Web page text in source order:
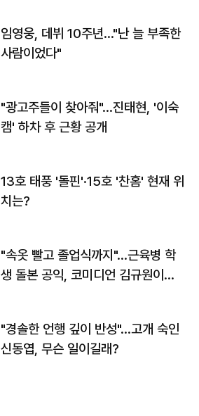
임영웅, 데뷔 10주년…"난 늘 부족한
사람이었다"
"광고주들이 찾아줘"…진태현, '이숙
캠' 하차 후 근황 공개
13호 태풍 '돌핀'·15호 '찬홈' 현재 위
치는?
"속옷 빨고 졸업식까지"…근육병 학
생 돌본 공익, 코미디언 김규원이었
"경솔한 언행 깊이 반성"…고개 숙인
신동엽, 무슨 일이길래?